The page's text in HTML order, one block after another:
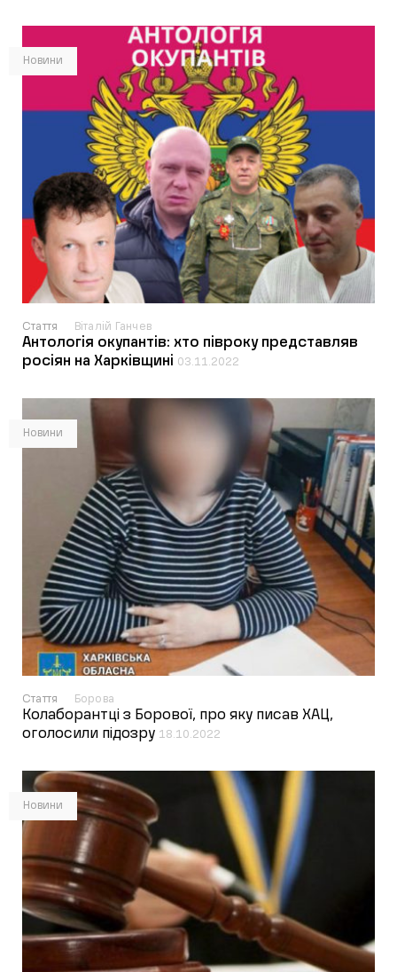
Новини
Стаття Віталій Ганчев
Антологія окупантів: хто півроку представляв
росіян на Харківщині 03.11.2022
Новини
Стаття Борова
Колаборантці з Борової, про яку писав ХАЦ,
оголосили підозру 18.10.2022
Новини